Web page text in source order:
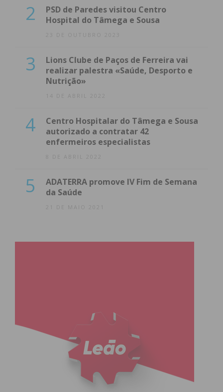
2
PSD de Paredes visitou Centro
Hospital do Tâmega e Sousa
23 DE OUTUBRO 2023
3
Lions Clube de Paços de Ferreira vai
realizar palestra «Saúde, Desporto e
Nutrição»
14 DE ABRIL 2022
4
Centro Hospitalar do Tâmega e Sousa
autorizado a contratar 42
enfermeiros especialistas
8 DE ABRIL 2022
5
ADATERRA promove IV Fim de Semana
da Saúde
21 DE MAIO 2021